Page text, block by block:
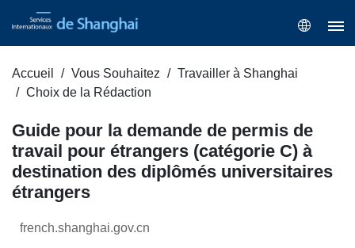
Accueil Vous Souhaitez
Travailler à Shanghai
Choix de la Rédaction
Guide pour la demande de permis de
travail pour étrangers (catégorie C) à
destination des diplômés universitaires
étrangers
french.shanghai.gov.cn